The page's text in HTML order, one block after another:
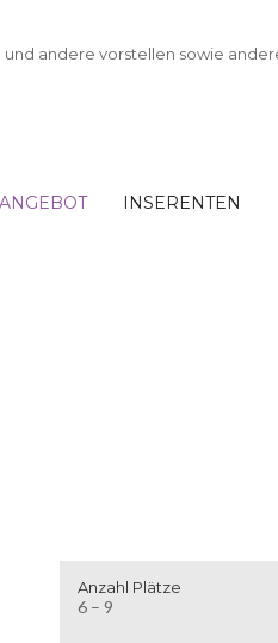
INSERENTEN
Anzahl Plätze
6 – 9